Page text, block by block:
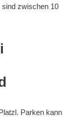
sind zwischen 10
Parken kann